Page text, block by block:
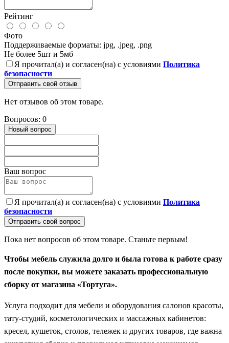
Рейтинг
Фото
Поддерживаемые форматы: jpg, .jpeg, .png
Не более 5шт и 5мб
Я прочитал(а) и согласен(на) с условиями Политика
безопасности
Отправить свой отзыв
Нет отзывов об этом товаре.
Вопросов: 0
Новый вопрос
Ваш вопрос
Я прочитал(а) и согласен(на) с условиями Политика
безопасности
Отправить свой вопрос
Пока нет вопросов об этом товаре. Станьте первым!
Чтобы мебель служила долго и была готова к работе сразу
после покупки, вы можете заказать профессиональную
сборку от магазина «Тортуга».
Услуга подходит для мебели и оборудования салонов красоты,
тату-студий, косметологических и массажных кабинетов:
кресел, кушеток, столов, тележек и других товаров, где важна